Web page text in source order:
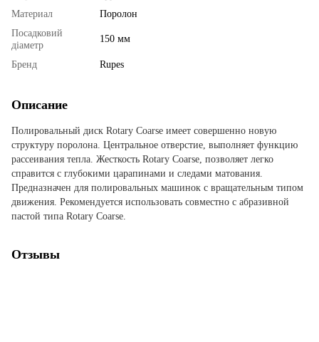
Материал
Поролон
Посадковий
діаметр
150 мм
Бренд Rupes
Описание
Полировальный диск Rotary Coarse имеет совершенно новую
структуру поролона. Центральное отверстие, выполняет функцию
рассеивания тепла. Жесткость Rotary Coarse, позволяет легко
справится с глубокими царапинами и следами матования.
Предназначен для полировальных машинок с вращательным типом
движения. Рекомендуется использовать совместно с абразивной
пастой типа Rotary Coarse.
Отзывы